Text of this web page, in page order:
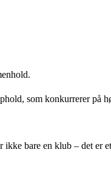
som konkurrerer på
bare en klub – det er